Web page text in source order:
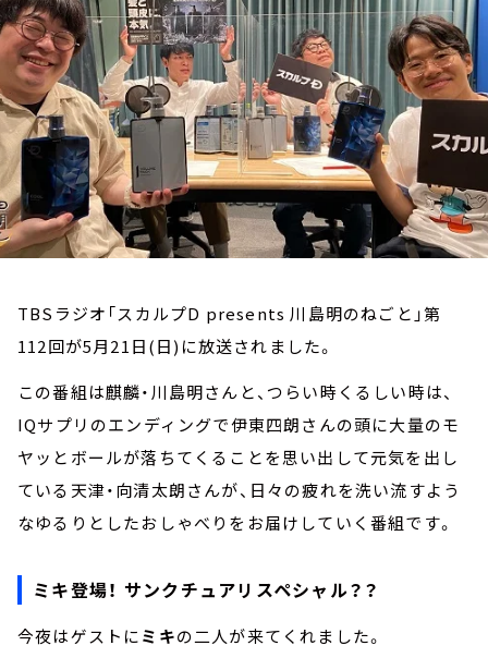
TBSラジオ「スカルプD presents 川島明のねごと」第
112回が5月21日(日)に放送されました。
この番組は麒麟・川島明さんと、つらい時くるしい時は、
IQサプリのエンディングで伊東四朗さんの頭に大量のモ
ヤッとボールが落ちてくることを思い出して元気を出し
ている天津・向清太朗さんが、日々の疲れを洗い流すよう
なゆるりとしたおしゃべりをお届けしていく番組です。
ミキ登場！ サンクチュアリスペシャル？？
今夜はゲストにミキの二人が来てくれました。